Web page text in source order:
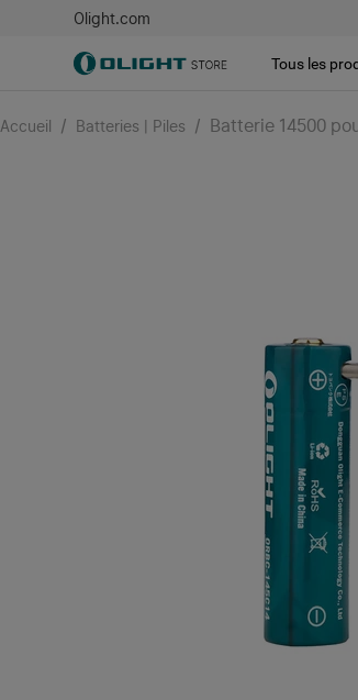
Olight.com
Tous les
Accueil / Batteries | Piles / Batterie 14500